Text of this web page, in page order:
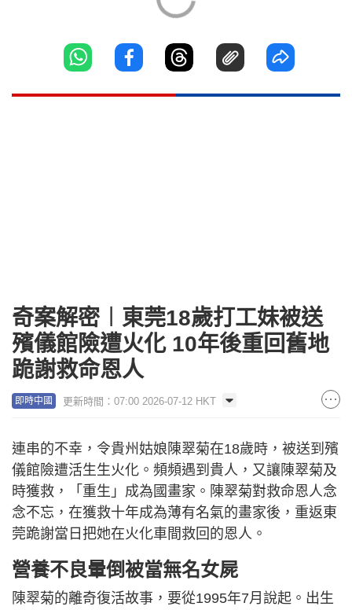
奇案解密︱東莞18歲打工妹被送
殯儀館險遭火化 10年後重回舊地
跪謝救命恩人
即時中國 更新時間：07:00 2026-07-12 HKT
連串的不幸，令貴州姑娘陳翠菊在18歲時，被送到殯
儀館險遭活生生火化。頻頻遇到貴人，又讓陳翠菊及
時獲救，「重生」成為國畫家。陳翠菊對救命恩人念
念不忘，在獲救十年成為薄有名氣的畫家後，重返東
莞跪謝當日把她在火化車間救回的恩人。
營養不良暈倒被當無名女屍
陳翠菊的離奇復活故事，要從1995年7月說起。出生